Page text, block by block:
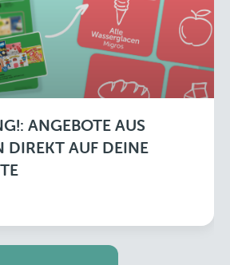
ANGEBOTE AUS
DIREKT AUF DEINE